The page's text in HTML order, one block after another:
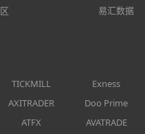
易汇数据
TICKMILL
Exness
AXITRADER
Doo Prime
ATFX
AVATRADE